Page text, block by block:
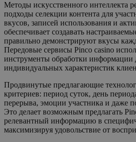
Методы искусственного интеллекта
подходы селекции контента для
вкусов, записей использования и
обеспечивает создавать
правильно демонстрируют вкусы
Передовые сервисы Pinco casino
инструменты обработки информации
индивидуальных характеристик
Продвинутые предлагающие
критериев: период суток, день
перерыва, эмоции участника и даже
Это делает возможным предлагать
релевантный информацию в
максимизируя удовольствие от